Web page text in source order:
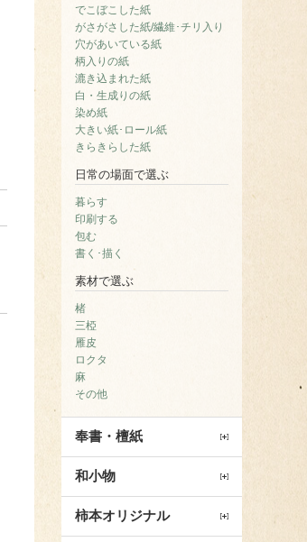
でこぼこした紙
がさがさした紙/繊維･チリ入り
穴があいている紙
柄入りの紙
漉き込まれた紙
白・生成りの紙
染め紙
大きい紙･ロール紙
きらきらした紙
日常の場面で選ぶ
暮らす
印刷する
包む
書く･描く
素材で選ぶ
楮
三椏
雁皮
ロクタ
麻
その他
奉書・檀紙
和小物
柿本オリジナル